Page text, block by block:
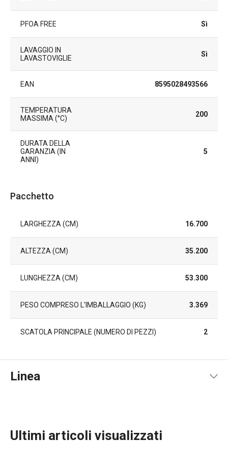
PFOA FREE Sì
LAVAGGIO IN
LAVASTOVIGLIE
Sì
EAN 8595028493566
TEMPERATURA
MASSIMA (°C)
200
DURATA DELLA
GARANZIA (IN
ANNI)
5
Pacchetto
LARGHEZZA (CM) 16.700
ALTEZZA (CM) 35.200
LUNGHEZZA (CM) 53.300
PESO COMPRESO L'IMBALLAGGIO (KG) 3.369
SCATOLA PRINCIPALE (NUMERO DI PEZZI) 2
Linea
Ultimi articoli visualizzati